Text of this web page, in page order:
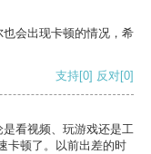
会出现卡顿的情况，希
支持[0] 反对[0]
看视频、玩游戏还是工
卡顿了。以前出差的时